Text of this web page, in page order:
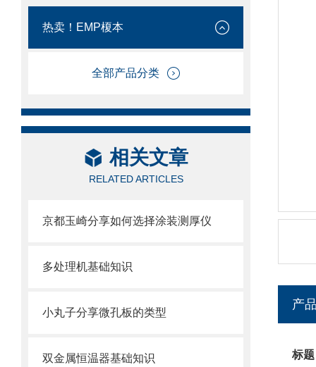
热卖！EMP榎本
全部产品分类
相关文章
RELATED ARTICLES
京都玉崎分享如何选择涂装测厚仪
多处理机基础知识
小丸子分享微孔板的类型
双金属恒温器基础知识
产
标